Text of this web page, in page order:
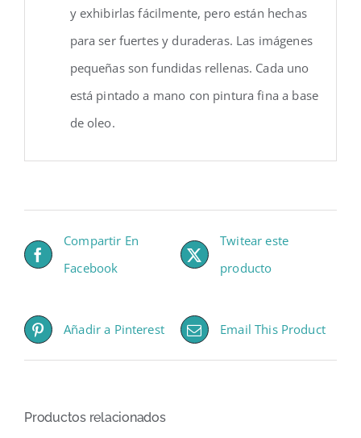
y exhibirlas fácilmente, pero están hechas
para ser fuertes y duraderas. Las imágenes
pequeñas son fundidas rellenas. Cada uno
está pintado a mano con pintura fina a base
de oleo.
Compartir En
Facebook
Twitear este
producto
Añadir a Pinterest Email This Product
Productos relacionados